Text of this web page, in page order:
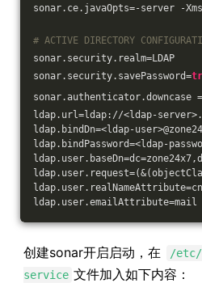
sonar.ce.javaOpts=-server -
# ACTIVE DIRECTORY
sonar.security.realm=LDAP
sonar.security.savePassword=
sonar.authenticator.downcase =
ldap.url=ldap://<ldap-
ldap.bindDn=<ldap-
ldap.bindPassword=<ldap-
ldap.user.realNameAttribute=cn
ldap.user.emailAttribute=mail
创建sonar开启启动，在
/etc/
service 文件加入如下内容：